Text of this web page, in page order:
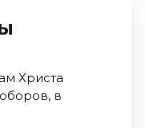
Христа
в